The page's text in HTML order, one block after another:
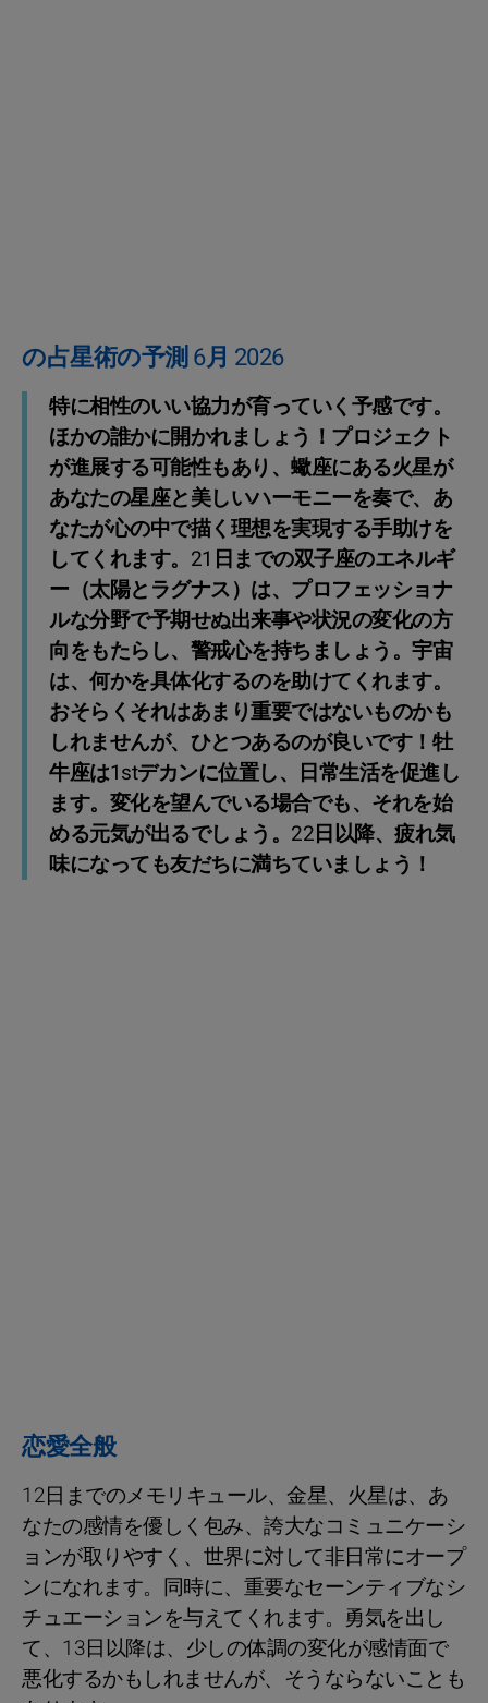
の占星術の予測 6月 2026
特に相性のいい協力が育っていく予感です。
ほかの誰かに開かれましょう！プロジェクト
が進展する可能性もあり、蠍座にある火星が
あなたの星座と美しいハーモニーを奏で、あ
なたが心の中で描く理想を実現する手助けを
してくれます。21日までの双子座のエネルギ
ー（太陽とラグナス）は、プロフェッショナ
ルな分野で予期せぬ出来事や状況の変化の方
向をもたらし、警戒心を持ちましょう。宇宙
は、何かを具体化するのを助けてくれます。
おそらくそれはあまり重要ではないものかも
しれませんが、ひとつあるのが良いです！牡
牛座は1stデカンに位置し、日常生活を促進し
ます。変化を望んでいる場合でも、それを始
める元気が出るでしょう。22日以降、疲れ気
味になっても友だちに満ちていましょう！
恋愛全般
12日までのメモリキュール、金星、火星は、あ
なたの感情を優しく包み、誇大なコミュニケーシ
ョンが取りやすく、世界に対して非日常にオープ
ンになれます。同時に、重要なセーンティブなシ
チュエーションを与えてくれます。勇気を出し
て、13日以降は、少しの体調の変化が感情面で
悪化するかもしれませんが、そうならないことも